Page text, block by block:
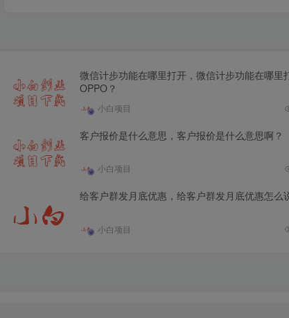
微信计步功能在哪里打开，微信计步功能在哪里
OPPO？
小白项目
客户报价是什么意思，客户报价是什么意思啊？
小白项目
给客户群发月底优惠，给客户群发月底优惠怎么
小白项目